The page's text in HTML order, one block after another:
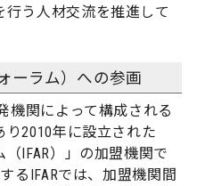
う人材交流を推進して
ーラム）への参画
機関によって構成される
2010年に設立された
（IFAR）」の加盟機関で
るIFARでは、加盟機関間